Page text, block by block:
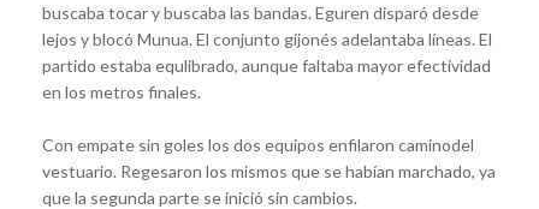
buscaba tocar y buscaba las bandas. Eguren disparó desde
lejos y blocó Munua. El conjunto gijonés adelantaba líneas. El
partido estaba equlibrado, aunque faltaba mayor efectividad
en los metros finales.
Con empate sin goles los dos equipos enfilaron caminodel
vestuario. Regesaron los mismos que se habían marchado, ya
que la segunda parte se inició sin cambios.